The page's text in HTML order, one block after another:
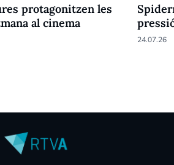
protagonitzen les
al cinema
24.07.26